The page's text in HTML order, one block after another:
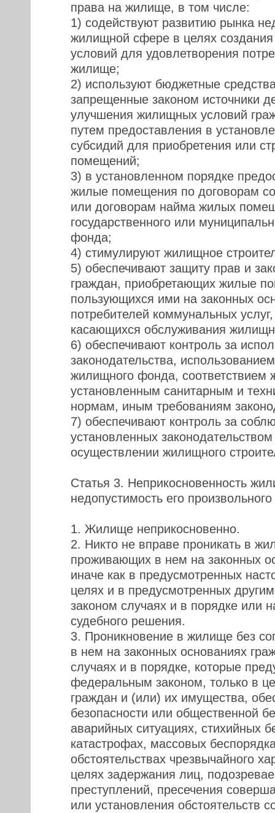
права на жилище, в том числе:
1) содействуют развитию рынка
жилищной сфере в целях
условий для удовлетворения
жилище;
2) используют бюджетные
запрещенные законом источники
улучшения жилищных условий
путем предоставления в
субсидий для приобретения или
помещений;
3) в установленном порядке
жилые помещения по договорам
или договорам найма жилых
государственного или
фонда;
4) стимулируют жилищное
5) обеспечивают защиту прав и
граждан, приобретающих жилые
пользующихся ими на законных
потребителей коммунальных услуг,
касающихся обслуживания
6) обеспечивают контроль за
законодательства,
жилищного фонда,
установленным санитарным и
нормам, иным требованиям
7) обеспечивают контроль за
установленных
осуществлении жилищного
Статья 3. Неприкосновенность
недопустимость его
1. Жилище неприкосновенно.
2. Никто не вправе проникать в
проживающих в нем на законных
иначе как в предусмотренных
целях и в предусмотренных
законом случаях и в порядке или
судебного решения.
3. Проникновение в жилище без
в нем на законных основаниях
случаях и в порядке, которые
федеральным законом, только в
граждан и (или) их имущества,
безопасности или общественной
аварийных ситуациях, стихийных
катастрофах, массовых
обстоятельствах чрезвычайного
целях задержания лиц,
преступлений, пресечения
или установления обстоятельств